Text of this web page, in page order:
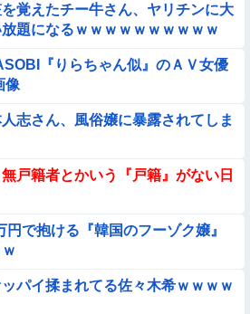
た『原子爆弾』の『再現動画』がこち
ップ女子高生「知らないオジさんに
」
でヤバい……
いだら凄い・・・
、ゑっちｗｗｗｗｗｗｗ
銀』を持ち込めない理由がこれ【→】
、ヱチヱチ限界点を超えてしまう
を覚えたチー牛さん、ヤリチンに大
題になるｗｗｗｗｗｗｗｗｗｗ
『りらちゃん似』のＡＶ女優
像
人志さん、風俗嬢に暴露されてしま
無戸籍者とかいう『戸籍』がない日
円で抱ける『韓国のフーゾク嬢』
ッパイ揉まれてる佐々木希ｗｗｗｗ